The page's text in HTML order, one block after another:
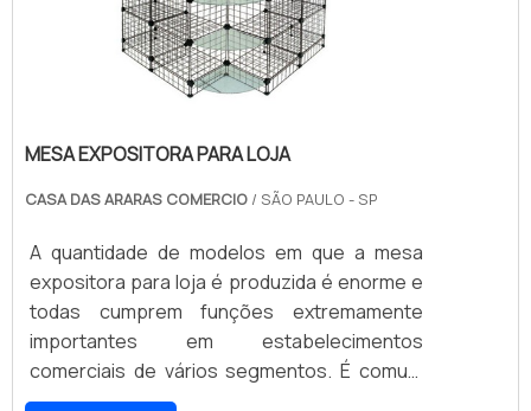
MESA EXPOSITORA PARA LOJA
CASA DAS ARARAS COMERCIO / SÃO PAULO - SP
A quantidade de modelos em que a mesa
expositora para loja é produzida é enorme e
todas cumprem funções extremamente
importantes em estabelecimentos
comerciais de vários segmentos. É comum
que as peças sejam fabricadas em aço ou